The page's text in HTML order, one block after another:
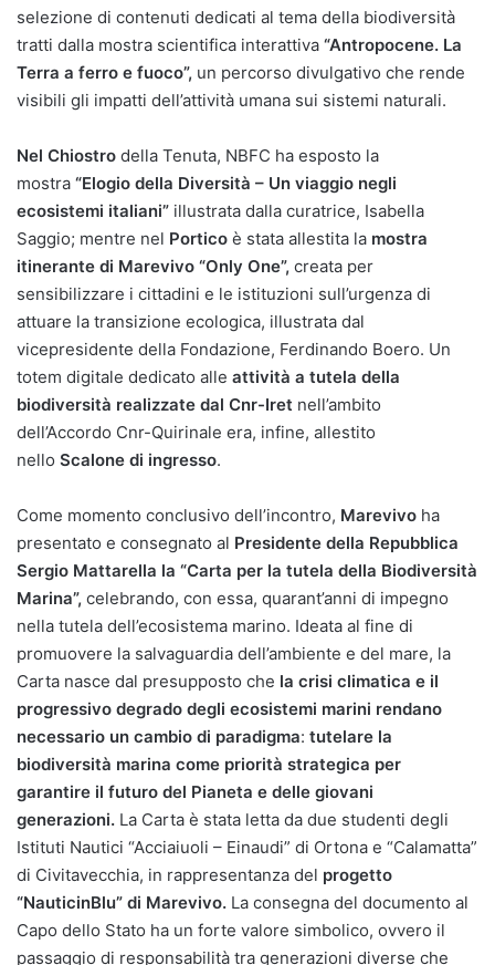
selezione di contenuti dedicati al tema della biodiversità
tratti dalla mostra scientifica interattiva “Antropocene. La
Terra a ferro e fuoco”, un percorso divulgativo che rende
visibili gli impatti dell’attività umana sui sistemi naturali.
Nel Chiostro della Tenuta, NBFC ha esposto la
mostra “Elogio della Diversità – Un viaggio negli
ecosistemi italiani” illustrata dalla curatrice, Isabella
Saggio; mentre nel Portico è stata allestita la mostra
itinerante di Marevivo “Only One”, creata per
sensibilizzare i cittadini e le istituzioni sull’urgenza di
attuare la transizione ecologica, illustrata dal
vicepresidente della Fondazione, Ferdinando Boero. Un
totem digitale dedicato alle attività a tutela della
biodiversità realizzate dal Cnr-Iret nell’ambito
dell’Accordo Cnr-Quirinale era, infine, allestito
nello Scalone di ingresso.
Come momento conclusivo dell’incontro, Marevivo ha
presentato e consegnato al Presidente della Repubblica
Sergio Mattarella la “Carta per la tutela della Biodiversità
Marina”, celebrando, con essa, quarant’anni di impegno
nella tutela dell’ecosistema marino. Ideata al fine di
promuovere la salvaguardia dell’ambiente e del mare, la
Carta nasce dal presupposto che la crisi climatica e il
progressivo degrado degli ecosistemi marini rendano
necessario un cambio di paradigma: tutelare la
biodiversità marina come priorità strategica per
garantire il futuro del Pianeta e delle giovani
generazioni. La Carta è stata letta da due studenti degli
Istituti Nautici “Acciaiuoli – Einaudi” di Ortona e “Calamatta”
di Civitavecchia, in rappresentanza del progetto
“NauticinBlu” di Marevivo. La consegna del documento al
Capo dello Stato ha un forte valore simbolico, ovvero il
passaggio di responsabilità tra generazioni diverse che